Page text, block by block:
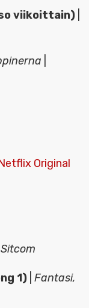
viikoittain)
Original
1) Fantasi,